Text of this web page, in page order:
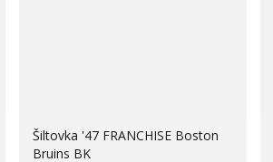
Šiltovka '47 FRANCHISE Boston
Bruins BK